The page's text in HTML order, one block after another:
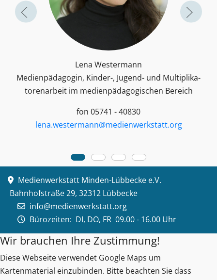
Lena Westermann
Medienpädagogin, Kinder-, Jugend- und Multiplika­
toren­arbeit im medienpädagogischen Bereich
fon 05741 - 40830
lena.westermann@medienwerkstatt.org
Medienwerkstatt Minden-Lübbecke e.V.
Bahnhofstraße 29, 32312 Lübbecke
info@medienwerkstatt.org
Bürozeiten: DI, DO, FR 09.00 - 16.00 Uhr
Wir brauchen Ihre Zustimmung!
Diese Webseite verwendet Google Maps um
Kartenmaterial einzubinden. Bitte beachten Sie dass